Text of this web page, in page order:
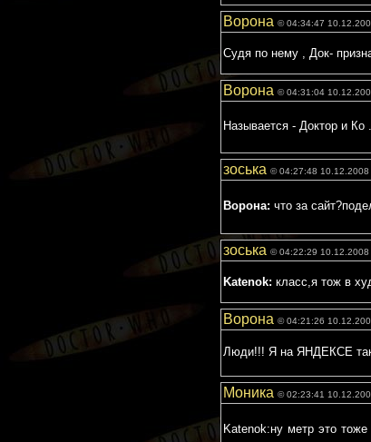
Ворона © 04:34:47
Судя по нему , Док-
Ворона © 04:31:04
Называется - Доктор и
зоська © 04:27:48 10.12.2008
Ворона: что за
зоська © 04:22:29 10.12.2008
Katenok: класс,я тож в
Ворона © 04:21:26
Люди!!! Я на ЯНДЕКСЕ
Моника © 02:23:41
Katenok:ну метр это